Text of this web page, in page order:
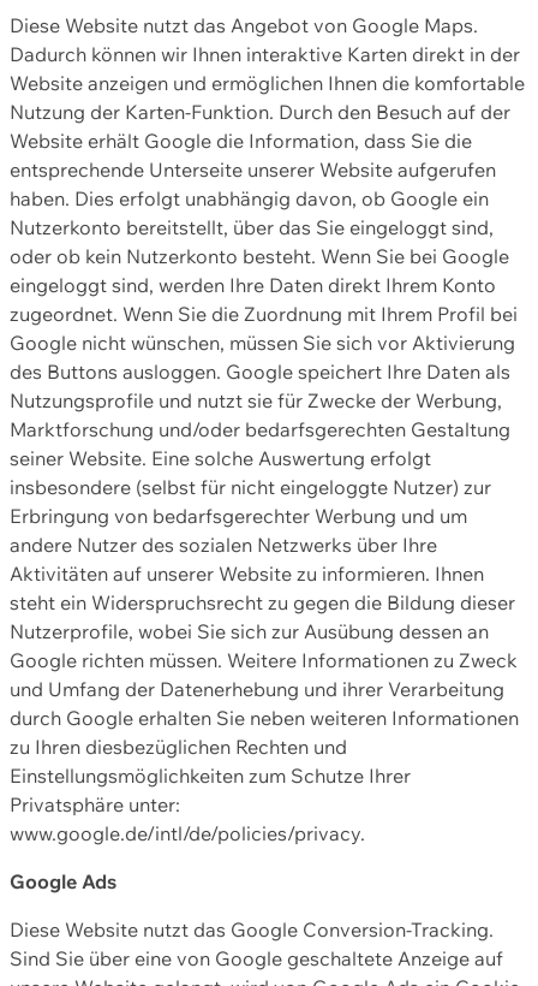
Diese Website nutzt das Angebot von Google Maps.
Dadurch können wir Ihnen interaktive Karten direkt in der
Website anzeigen und ermöglichen Ihnen die komfortable
Nutzung der Karten-Funktion. Durch den Besuch auf der
Website erhält Google die Information, dass Sie die
entsprechende Unterseite unserer Website aufgerufen
haben. Dies erfolgt unabhängig davon, ob Google ein
Nutzerkonto bereitstellt, über das Sie eingeloggt sind,
oder ob kein Nutzerkonto besteht. Wenn Sie bei Google
eingeloggt sind, werden Ihre Daten direkt Ihrem Konto
zugeordnet. Wenn Sie die Zuordnung mit Ihrem Profil bei
Google nicht wünschen, müssen Sie sich vor Aktivierung
des Buttons ausloggen. Google speichert Ihre Daten als
Nutzungsprofile und nutzt sie für Zwecke der Werbung,
Marktforschung und/oder bedarfsgerechten Gestaltung
seiner Website. Eine solche Auswertung erfolgt
insbesondere (selbst für nicht eingeloggte Nutzer) zur
Erbringung von bedarfsgerechter Werbung und um
andere Nutzer des sozialen Netzwerks über Ihre
Aktivitäten auf unserer Website zu informieren. Ihnen
steht ein Widerspruchsrecht zu gegen die Bildung dieser
Nutzerprofile, wobei Sie sich zur Ausübung dessen an
Google richten müssen. Weitere Informationen zu Zweck
und Umfang der Datenerhebung und ihrer Verarbeitung
durch Google erhalten Sie neben weiteren Informationen
zu Ihren diesbezüglichen Rechten und
Einstellungsmöglichkeiten zum Schutze Ihrer
Privatsphäre unter:
www.google.de/intl/de/policies/privacy.
Google Ads
Diese Website nutzt das Google Conversion-Tracking.
Sind Sie über eine von Google geschaltete Anzeige auf